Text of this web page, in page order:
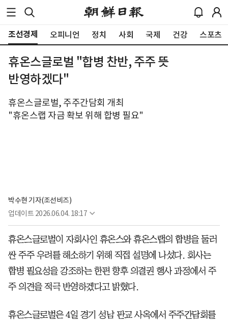
조선경제 오피니언 정치 사회 국제 건강 스포츠
휴온스글로벌 "합병 찬반, 주주 뜻
반영하겠다"
휴온스글로벌, 주주간담회 개최
"휴온스랩 자금 확보 위해 합병 필요"
박수현 기자(조선비즈)
업데이트 2026.06.04. 18:17
휴온스글로벌이 자회사인 휴온스와 휴온스랩의 합병을 둘러
싼 주주 우려를 해소하기 위해 직접 설명에 나섰다. 회사는
합병 필요성을 강조하는 한편 향후 의결권 행사 과정에서 주
주 의견을 적극 반영하겠다고 밝혔다.
휴온스글로벌은 4일 경기 성남 판교 사옥에서 주주간담회를